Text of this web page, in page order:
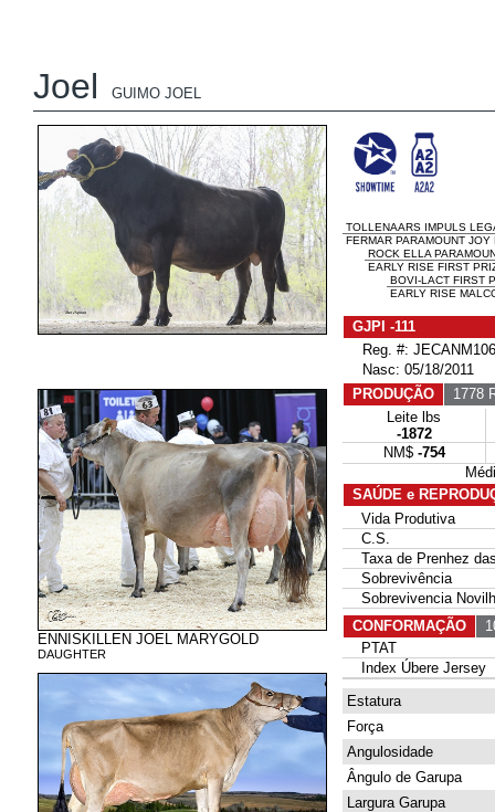
Joel GUIMO JOEL
ENNISKILLEN JOEL MARYGOLD
DAUGHTER
TOLLENAARS IMPULS
FERMAR PARAMOUNT
ROCK ELLA
EARLY RISE FIRST
BOVI-LACT FIRST
EARLY RISE
GJPI -111
Reg. #:
Nasc: 05/18/2011
PRODUÇÃO
1778
Leite lbs
-1872
NM$ -754
SAÚDE e
Vida Produtiva
C.S.
Taxa de Prenhez
Sobrevivência
Sobrevivencia
CONFORMAÇÃO
PTAT
Index Úbere Jersey
Estatura
Força
Angulosidade
Ângulo de Garupa
Largura Garupa